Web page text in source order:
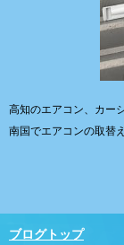
高知のエアコン、カー
南国でエアコンの取替
ブログトップ